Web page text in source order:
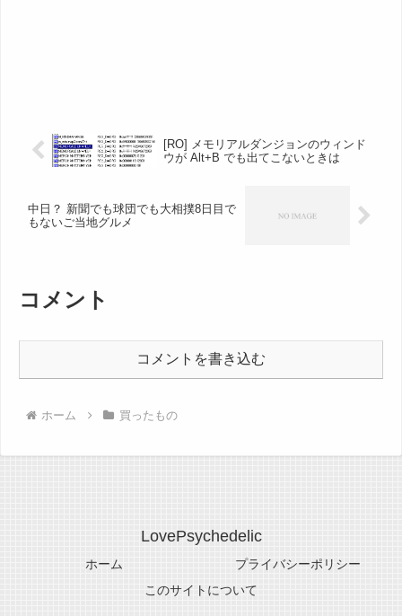
[RO] メモリアルダンジョンのウィンド
ウが Alt+B でも出てこないときは
中日？ 新聞でも球団でも大相撲8日目で
もないご当地グルメ
コメント
コメントを書き込む
ホーム 買ったもの
LovePsychedelic
ホーム
プライバシーポリシー
このサイトについて